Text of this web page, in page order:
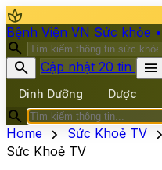
spa
Bệnh Viện VN Sức khỏe
search
search
Cập nhật 20 tin menu
Dinh Dưỡng Dược
search
Home chevron_right Sức Khoẻ TV chevron_right
Sức Khoẻ TV